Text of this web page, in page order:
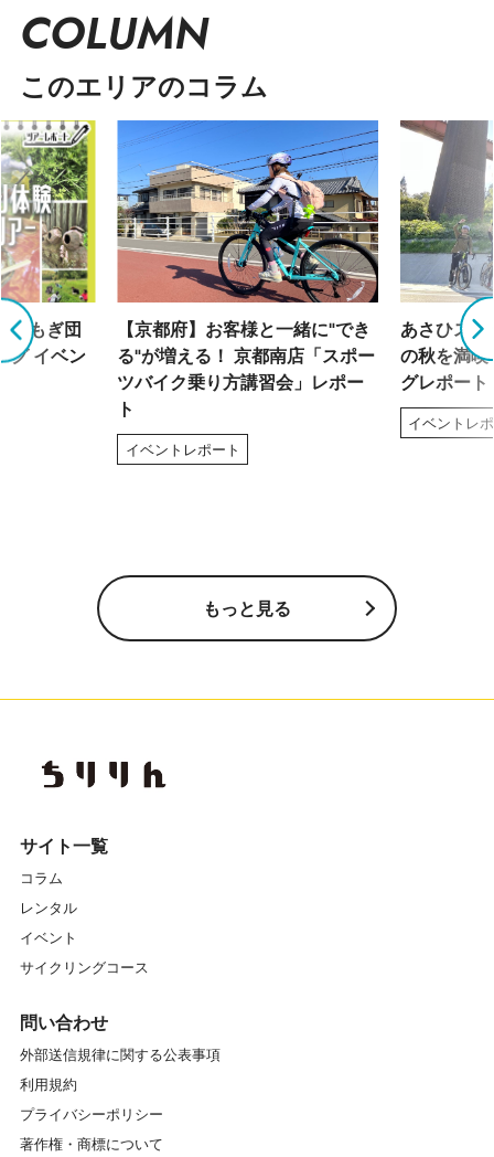
COLUMN
このエリアのコラム
よもぎ団
グ イベン
【京都府】お客様と一緒に"でき
る"が増える！ 京都南店「スポー
ツバイク乗り方講習会」レポー
ト
イベントレポート
あさひス
の秋を満喫
グレポート
イベントレ
もっと見る
サイト一覧
コラム
レンタル
イベント
サイクリングコース
問い合わせ
外部送信規律に関する公表事項
利用規約
プライバシーポリシー
著作権・商標について